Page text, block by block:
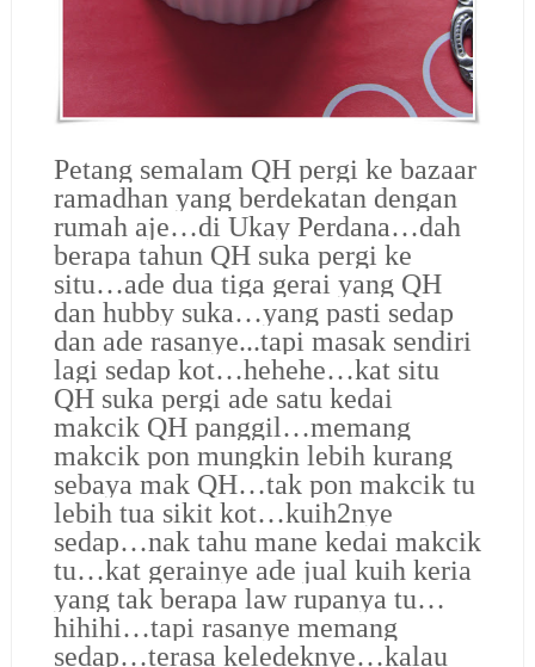
Petang semalam QH pergi ke bazaar
ramadhan yang berdekatan dengan
rumah aje…di Ukay Perdana…dah
berapa tahun QH suka pergi ke
situ…ade dua tiga gerai yang QH
dan hubby suka…yang pasti sedap
dan ade rasanye...tapi masak sendiri
lagi sedap kot…hehehe…kat situ
QH suka pergi ade satu kedai
makcik QH panggil…memang
makcik pon mungkin lebih kurang
sebaya mak QH…tak pon makcik tu
lebih tua sikit kot…kuih2nye
sedap…nak tahu mane kedai makcik
tu…kat gerainye ade jual kuih keria
yang tak berapa law rupanya tu…
hihihi…tapi rasanye memang
sedap…terasa keledeknye…kalau